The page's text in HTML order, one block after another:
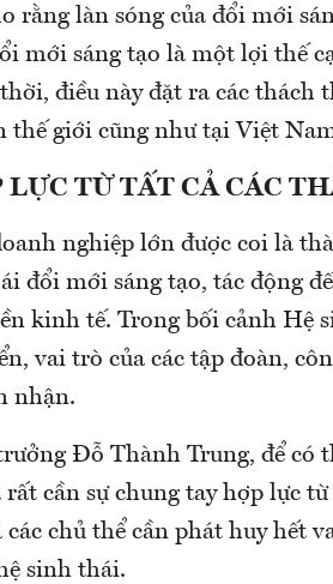
rằng làn sóng của đổi mới
mới sáng tạo là một lợi thế
điều này đặt ra các thách
thế giới cũng như tại Việt
LỰC TỪ TẤT CẢ CÁC
nghiệp lớn được coi là
đổi mới sáng tạo, tác động
kinh tế. Trong bối cảnh Hệ
vai trò của các tập đoàn,
nhận.
Đỗ Thành Trung, để có
rất cần sự chung tay hợp lực
chủ thể cần phát huy hết
sinh thái.